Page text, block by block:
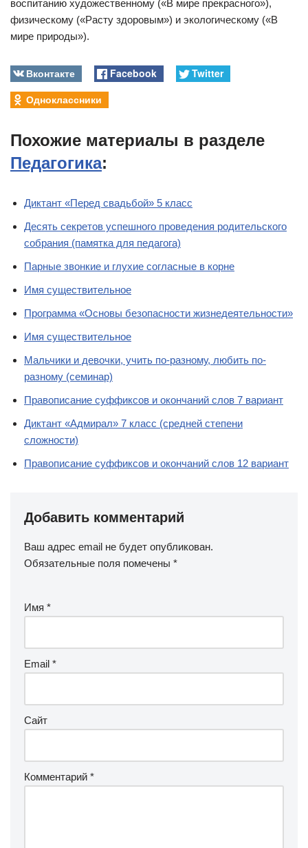
воспитанию художественному («В мире прекрасного»),
физическому («Расту здоровым») и экологическому («В
мире природы»).
Вконтакте Facebook
Twitter
Одноклассники
Похожие материалы в разделе
Педагогика:
Диктант «Перед свадьбой» 5 класс
Десять секретов успешного проведения родительского
собрания (памятка для педагога)
Парные звонкие и глухие согласные в корне
Имя существительное
Программа «Основы безопасности жизнедеятельности»
Имя существительное
Мальчики и девочки, учить по-разному, любить по-
разному (семинар)
Правописание суффиксов и окончаний слов 7 вариант
Диктант «Адмирал» 7 класс (средней степени
сложности)
Правописание суффиксов и окончаний слов 12 вариант
Добавить комментарий
Ваш адрес email не будет опубликован.
Обязательные поля помечены *
Имя *
Email *
Сайт
Комментарий *